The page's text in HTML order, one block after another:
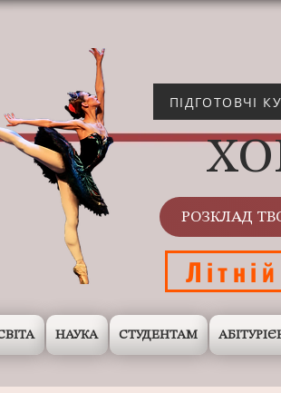
ПІДГОТОВЧІ
РОЗКЛАД
НАУКА СТУДЕНТАМ